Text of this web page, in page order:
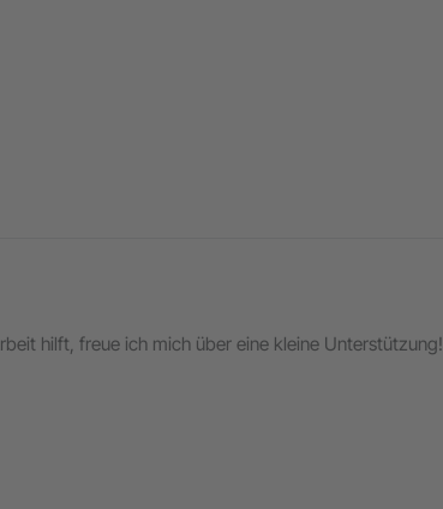
hilft, freue ich mich über eine kleine Unterstützung!